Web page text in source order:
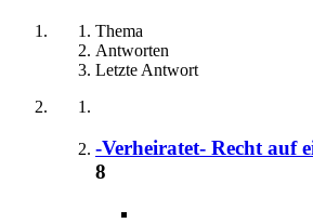
Thema
Antworten
Letzte Antwort
-Verheiratet- Recht auf
8